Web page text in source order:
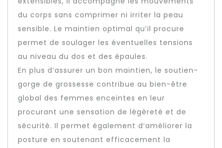
du corps sans comprimer ni irriter la peau
sensible. Le maintien optimal qu’il procure
permet de soulager les éventuelles tensions
au niveau du dos et des épaules.
En plus d’assurer un bon maintien, le soutien-
gorge de grossesse contribue au bien-être
global des femmes enceintes en leur
procurant une sensation de légèreté et de
sécurité. Il permet également d’améliorer la
posture en soutenant efficacement la